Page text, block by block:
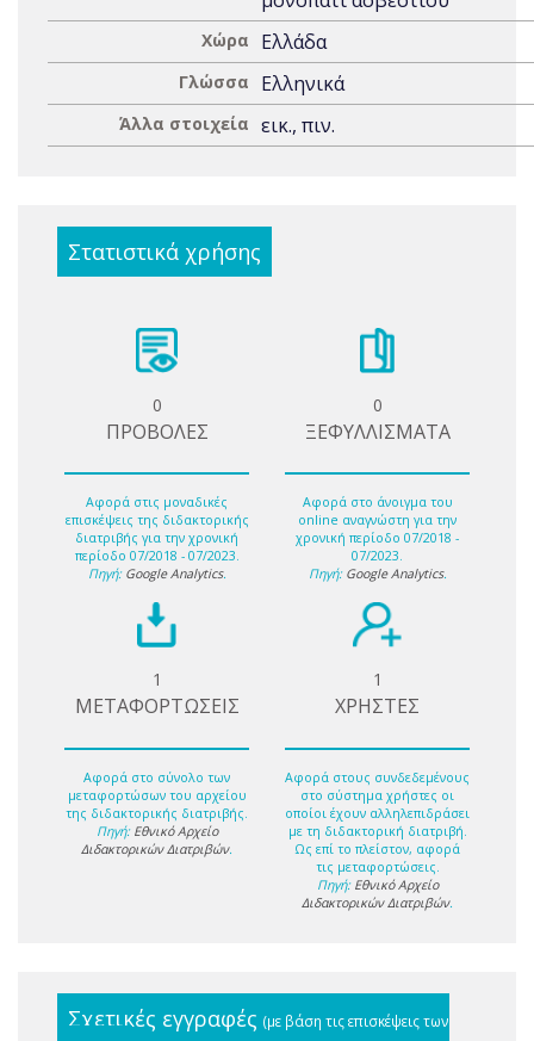
Χώρα Ελλάδα
Γλώσσα Ελληνικά
Άλλα στοιχεία εικ., πιν.
Στατιστικά χρήσης
0
ΠΡΟΒΟΛΕΣ
Αφορά στις μοναδικές
επισκέψεις της διδακτορικής
διατριβής για την χρονική
περίοδο 07/2018 - 07/2023.
Πηγή: Google Analytics.
0
ΞΕΦΥΛΛΙΣΜΑΤΑ
Αφορά στο άνοιγμα του
online αναγνώστη για την
χρονική περίοδο 07/2018 -
07/2023.
Πηγή: Google Analytics.
1
ΜΕΤΑΦΟΡΤΩΣΕΙΣ
Αφορά στο σύνολο των
μεταφορτώσων του αρχείου
της διδακτορικής διατριβής.
Πηγή: Εθνικό Αρχείο
Διδακτορικών Διατριβών.
1
ΧΡΗΣΤΕΣ
Αφορά στους συνδεδεμένους
στο σύστημα χρήστες οι
οποίοι έχουν αλληλεπιδράσει
με τη διδακτορική διατριβή.
Ως επί το πλείστον, αφορά
τις μεταφορτώσεις.
Πηγή: Εθνικό Αρχείο
Διδακτορικών Διατριβών.
Σχετικές εγγραφές (με βάση τις επισκέψεις των